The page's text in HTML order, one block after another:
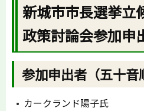
新城市市長選挙立
政策討論会参加申
参加申出者（五十音
カークランド陽子氏